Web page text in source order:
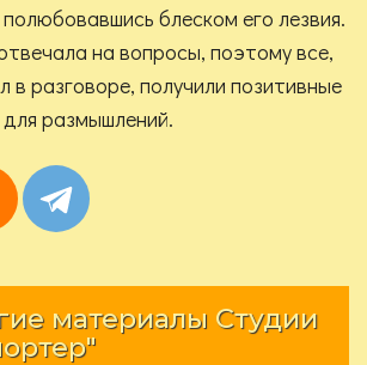
блеском его лезвия.
на вопросы, поэтому все,
в разговоре, получили позитивные
размышлений.
материалы Студии